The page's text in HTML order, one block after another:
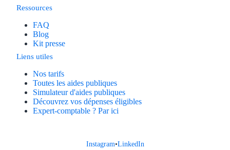
Nos tarifs
Ressources
FAQ
Blog
Kit presse
Liens utiles
Nos tarifs
Toutes les aides publiques
Simulateur d'aides publiques
Découvrez vos dépenses éligibles
Expert-comptable ? Par ici
Instagram•LinkedIn